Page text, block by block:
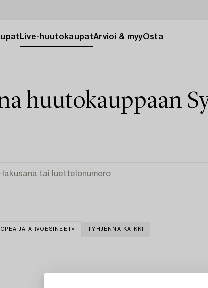
Live-huutokaupatArvioi & myyOsta
huutokauppaan
JA ARVOESINEET TYHJENNÄ KAIKKI
Juuri nyt